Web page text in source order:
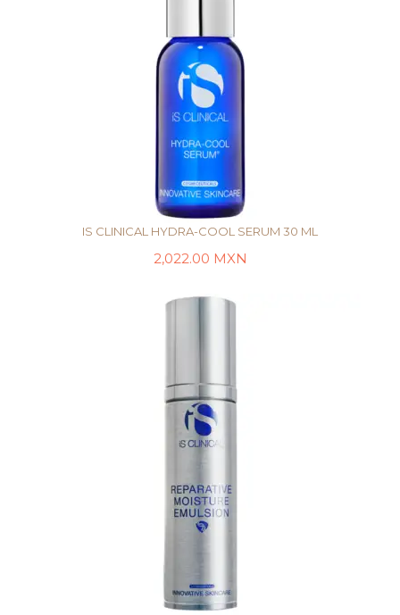
IS CLINICAL HYDRA-COOL SERUM 30 ML
2,022.00 MXN